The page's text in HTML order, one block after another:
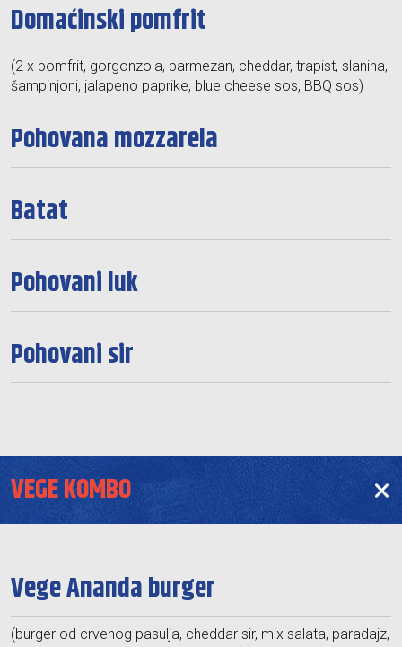
Domaćinski pomfrit
(2 x pomfrit, gorgonzola, parmezan, cheddar, trapist, slanina,
šampinjoni, jalapeno paprike, blue cheese sos, BBQ sos)
Pohovana mozzarela
Batat
Pohovani luk
Pohovani sir
VEGE KOMBO
Vege Ananda burger
(burger od crvenog pasulja, cheddar sir, mix salata, paradajz,